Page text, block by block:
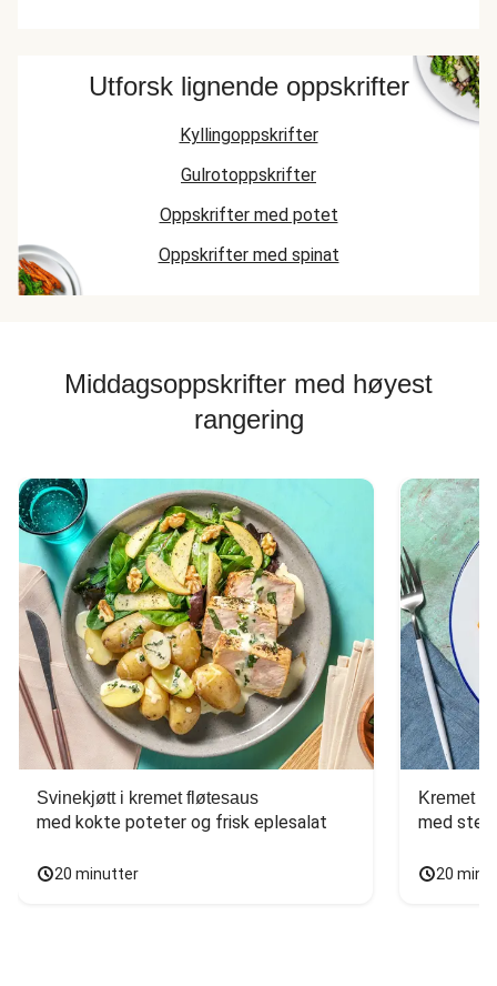
Utforsk lignende oppskrifter
Kyllingoppskrifter
Gulrotoppskrifter
Oppskrifter med potet
Oppskrifter med spinat
Middagsoppskrifter med høyest
rangering
Svinekjøtt i kremet fløtesaus
med kokte poteter og frisk eplesalat
20 minutter
Kremet
med
20